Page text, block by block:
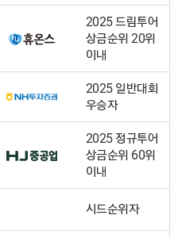
2025 드림투어
상금순위 20위
이내
2025 일반대회
우승자
2025 정규투어
상금순위 60위
이내
시드순위자